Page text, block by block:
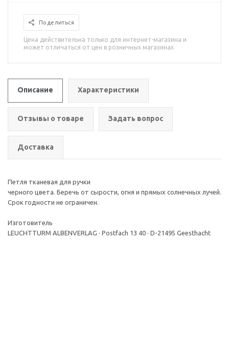
Поделиться
Цена действительна только для интернет-магазина и
может отличаться от цен в розничных магазинах
Описание Характеристики
Отзывы о товаре Задать вопрос
Доставка
Петля тканевая для ручки
черного цвета. Беречь от сырости, огня и прямых солнечных лучей.
Срок годности не ограничен.
Изготовитель
LEUCHTTURM ALBENVERLAG · Postfach 13 40 · D-21495 Geesthacht